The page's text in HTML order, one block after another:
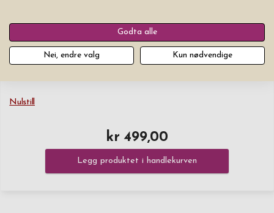
Font Tekststørrelse
Nulstill
kr 499,00
Legg produktet i handlekurven
Godta alle
Nei, endre valg Kun nødvendige